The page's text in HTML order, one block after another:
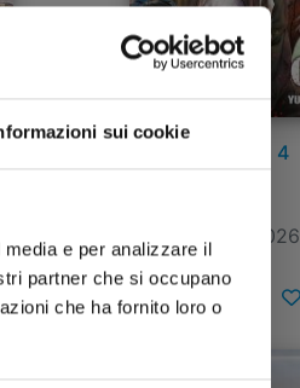
sui cookie
e per analizzare il
partner che si occupano
che ha fornito loro o
ASYL n. 4
05/05/2026
€ 6,90